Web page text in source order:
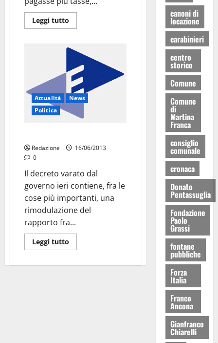
Leggi tutto
Attualità
News
Politica
Redazione
16/06/2013
0
Il decreto varato dal
governo ieri contiene, fra le
cose più importanti, una
rimodulazione del
rapporto fra...
Leggi tutto
canoni di
locazione
carabinieri
centro
storico
Comune
Comune
di
Martina
Franca
consiglio
comunale
cronaca
Donato
Pentassuglia
Fondazione
Paolo
Grassi
fontane
pubbliche
Forza
Italia
Franco
Ancona
Gianfranco
Chiarelli